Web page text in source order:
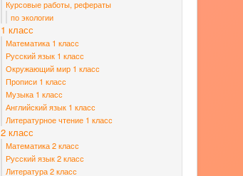
Курсовые работы, рефераты
по экологии
1 класс
Математика 1 класс
Русский язык 1 класс
Окружающий мир 1 класс
Прописи 1 класс
Музыка 1 класс
Английский язык 1 класс
Литературное чтение 1 класс
2 класс
Математика 2 класс
Русский язык 2 класс
Литература 2 класс